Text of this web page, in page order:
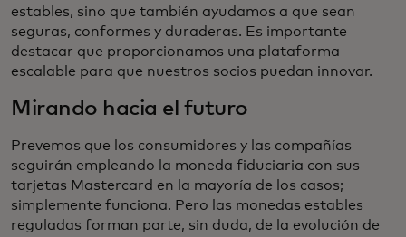
estables, sino que también ayudamos a que sean
seguras, conformes y duraderas. Es importante
destacar que proporcionamos una plataforma
escalable para que nuestros socios puedan innovar.
Mirando hacia el futuro
Prevemos que los consumidores y las compañías
seguirán empleando la moneda fiduciaria con sus
tarjetas Mastercard en la mayoría de los casos;
simplemente funciona. Pero las monedas estables
reguladas forman parte, sin duda, de la evolución de